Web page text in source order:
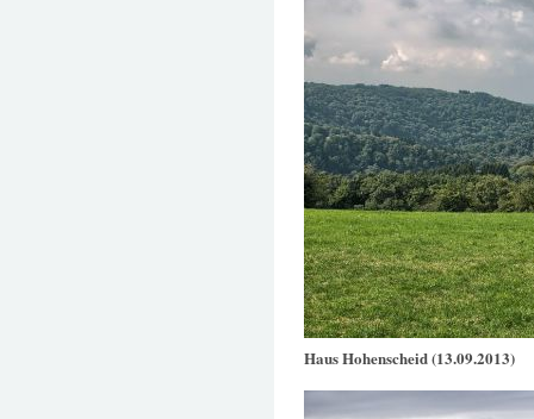
Haus Hohenscheid (13.09.2013)